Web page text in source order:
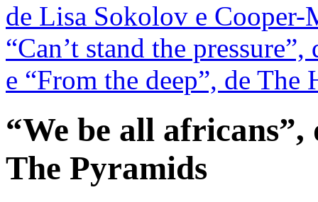
de Lisa Sokolov e Cooper-
“Can’t stand the
e “From the deep”, de
“We be all
The Pyramids